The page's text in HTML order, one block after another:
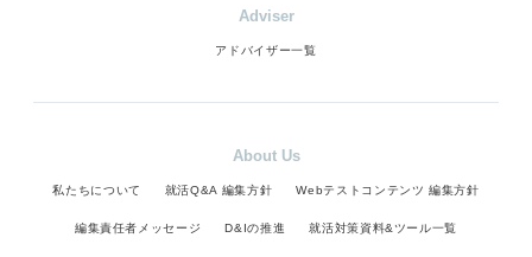
Adviser
アドバイザー一覧
About Us
私たちについて 就活Q&A 編集方針 Webテストコンテンツ 編集方針
編集責任者メッセージ D&Iの推進 就活対策資料&ツール一覧